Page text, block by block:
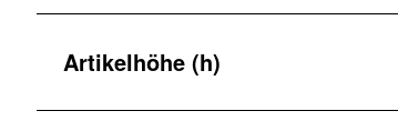
Artikelhöhe (h)